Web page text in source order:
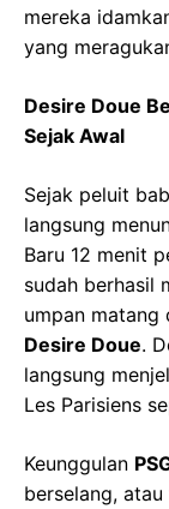
mereka
yang
Desire Doue
Sejak Awal
Sejak peluit
langsung
Baru 12 menit
sudah berhasil
umpan matang
Desire Doue.
langsung
Les Parisiens
Keunggulan
berselang,